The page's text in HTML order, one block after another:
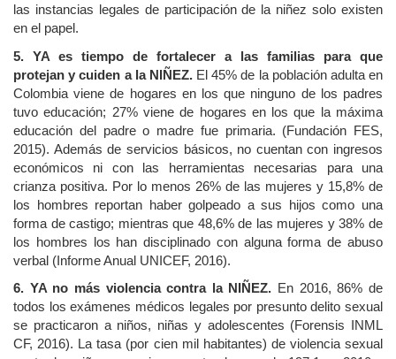
las instancias legales de participación de la niñez solo existen
en el papel.
5. YA es tiempo de fortalecer a las familias para que
protejan y cuiden a la NIÑEZ.El 45% de la población adulta en
Colombia viene de hogares en los que ninguno de los padres
tuvo educación; 27% viene de hogares en los que la máxima
educación del padre o madre fue primaria. (Fundación FES,
2015). Además de servicios básicos, no cuentan con ingresos
económicos ni con las herramientas necesarias para una
crianza positiva. Por lo menos 26% de las mujeres y 15,8% de
los hombres reportan haber golpeado a sus hijos como una
forma de castigo; mientras que 48,6% de las mujeres y 38% de
los hombres los han disciplinado con alguna forma de abuso
verbal (Informe Anual UNICEF, 2016).
6. YA no más violencia contra la NIÑEZ. En 2016, 86% de
todos los exámenes médicos legales por presunto delito sexual
se practicaron a niños, niñas y adolescentes (Forensis INML
CF, 2016). La tasa (por cien mil habitantes) de violencia sexual